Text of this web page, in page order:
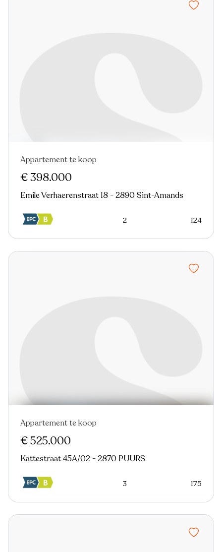
Nieuw
Appartement te koop
€ 398.000
Emile Verhaerenstraat 18 - 2890 Sint-Amands
2 124
Nieuw
Appartement te koop
€ 525.000
Kattestraat 45A/02 - 2870 PUURS
3 175